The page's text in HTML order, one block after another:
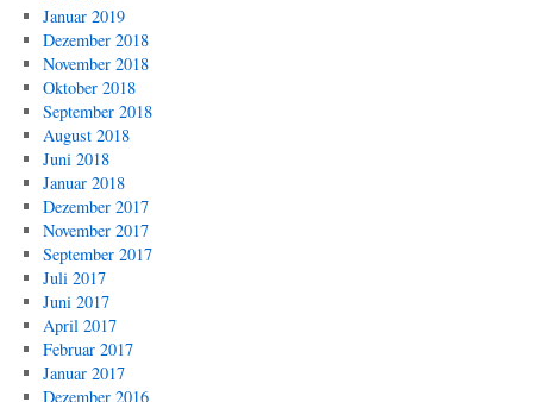
Januar 2019
Dezember 2018
November 2018
Oktober 2018
September 2018
August 2018
Juni 2018
Januar 2018
Dezember 2017
November 2017
September 2017
Juli 2017
Juni 2017
April 2017
Februar 2017
Januar 2017
Dezember 2016